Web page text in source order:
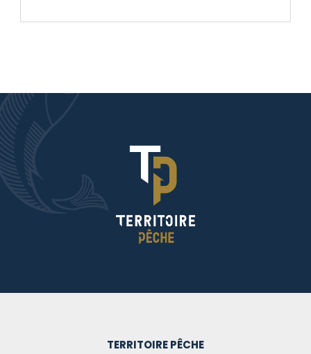
TERRITOIRE PÊCHE